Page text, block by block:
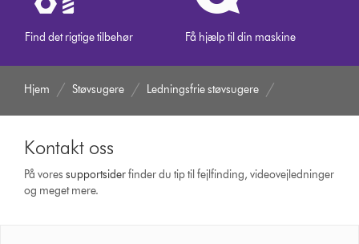
Find det rigtige tilbehør Få hjælp til din maskine
Hjem Støvsugere Ledningsfrie støvsugere
Kontakt oss
På voressupport­siderfinder du tip til fejlfinding, video­vejledninger
og meget mere.